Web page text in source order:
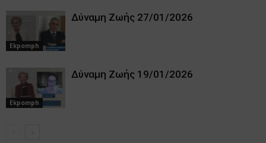
Ekpomph
Δύναμη Ζωής 27/01/2026
Ekpomph
Δύναμη Ζωής 19/01/2026